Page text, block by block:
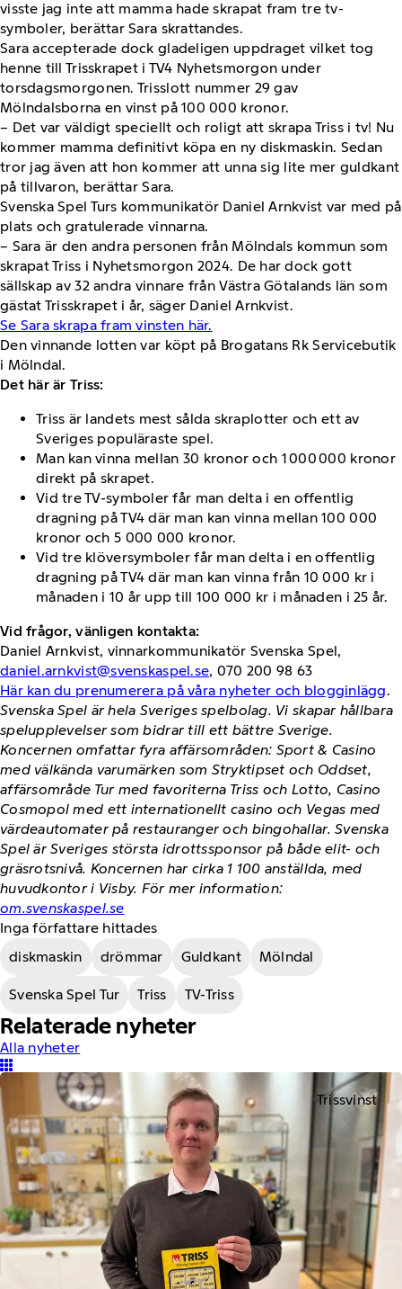
visste jag inte att mamma hade skrapat fram tre tv-
symboler, berättar Sara skrattandes.
Sara accepterade dock gladeligen uppdraget vilket tog
henne till Trisskrapet i TV4 Nyhetsmorgon under
torsdagsmorgonen. Trisslott nummer 29 gav
Mölndalsborna en vinst på 100 000 kronor.
– Det var väldigt speciellt och roligt att skrapa Triss i tv! Nu
kommer mamma definitivt köpa en ny diskmaskin. Sedan
tror jag även att hon kommer att unna sig lite mer guldkant
på tillvaron, berättar Sara.
Svenska Spel Turs kommunikatör Daniel Arnkvist var med på
plats och gratulerade vinnarna.
– Sara är den andra personen från Mölndals kommun som
skrapat Triss i Nyhetsmorgon 2024. De har dock gott
sällskap av 32 andra vinnare från Västra Götalands län som
gästat Trisskrapet i år, säger Daniel Arnkvist.
Se Sara skrapa fram vinsten här.
Den vinnande lotten var köpt på Brogatans Rk Servicebutik
i Mölndal.
Det här är Triss:
Triss är landets mest sålda skraplotter och ett av
Sveriges populäraste spel.
Man kan vinna mellan 30 kronor och 1 000 000 kronor
direkt på skrapet.
Vid tre TV-symboler får man delta i en offentlig
dragning på TV4 där man kan vinna mellan 100 000
kronor och 5 000 000 kronor.
Vid tre klöversymboler får man delta i en offentlig
dragning på TV4 där man kan vinna från 10 000 kr i
månaden i 10 år upp till 100 000 kr i månaden i 25 år.
Vid frågor, vänligen kontakta:
Daniel Arnkvist, vinnarkommunikatör Svenska Spel,
daniel.arnkvist@svenskaspel.se, 070 200 98 63
Här kan du prenumerera på våra nyheter och blogginlägg.
Svenska Spel är hela Sveriges spelbolag. Vi skapar hållbara
spelupplevelser som bidrar till ett bättre Sverige.
Koncernen omfattar fyra affärsområden: Sport & Casino
med välkända varumärken som Stryktipset och Oddset,
affärsområde Tur med favoriterna Triss och Lotto, Casino
Cosmopol med ett internationellt casino och Vegas med
värdeautomater på restauranger och bingohallar. Svenska
Spel är Sveriges största idrottssponsor på både elit- och
gräsrotsnivå. Koncernen har cirka 1 100 anställda, med
huvudkontor i Visby. För mer information:
om.svenskaspel.se
Inga författare hittades
diskmaskin
drömmar Guldkant Mölndal
Svenska Spel Tur Triss TV-Triss
Relaterade nyheter
Alla nyheter
Trissvinst